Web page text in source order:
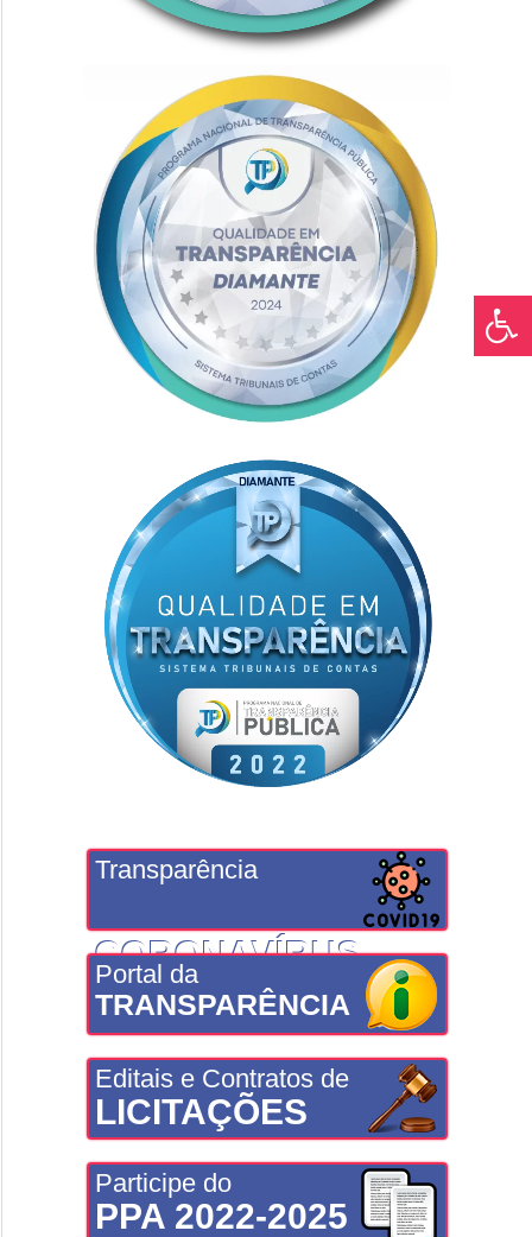
Transparência
CORONAVÍRUS
Portal da
TRANSPARÊNCIA
Editais e Contratos de
LICITAÇÕES
Participe do
PPA 2022-2025